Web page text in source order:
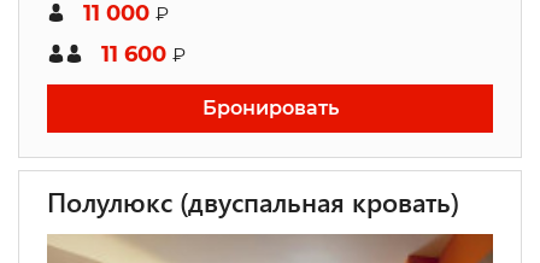
11 000 ₽
11 600 ₽
Бронировать
Полулюкс (двуспальная кровать)